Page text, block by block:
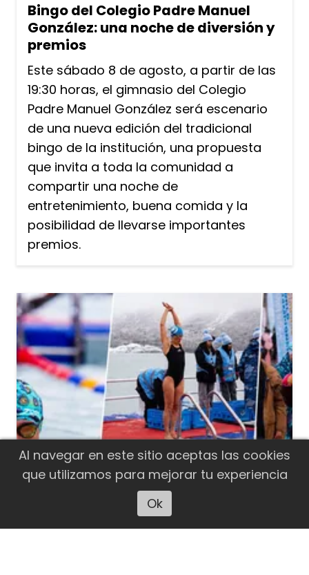
Bingo del Colegio Padre Manuel
González: una noche de diversión y
premios
Este sábado 8 de agosto, a partir de las
19:30 horas, el gimnasio del Colegio
Padre Manuel González será escenario
de una nueva edición del tradicional
bingo de la institución, una propuesta
que invita a toda la comunidad a
compartir una noche de
entretenimiento, buena comida y la
posibilidad de llevarse importantes
premios.
Al navegar en este sitio aceptas las cookies
que utilizamos para mejorar tu experiencia
Ok